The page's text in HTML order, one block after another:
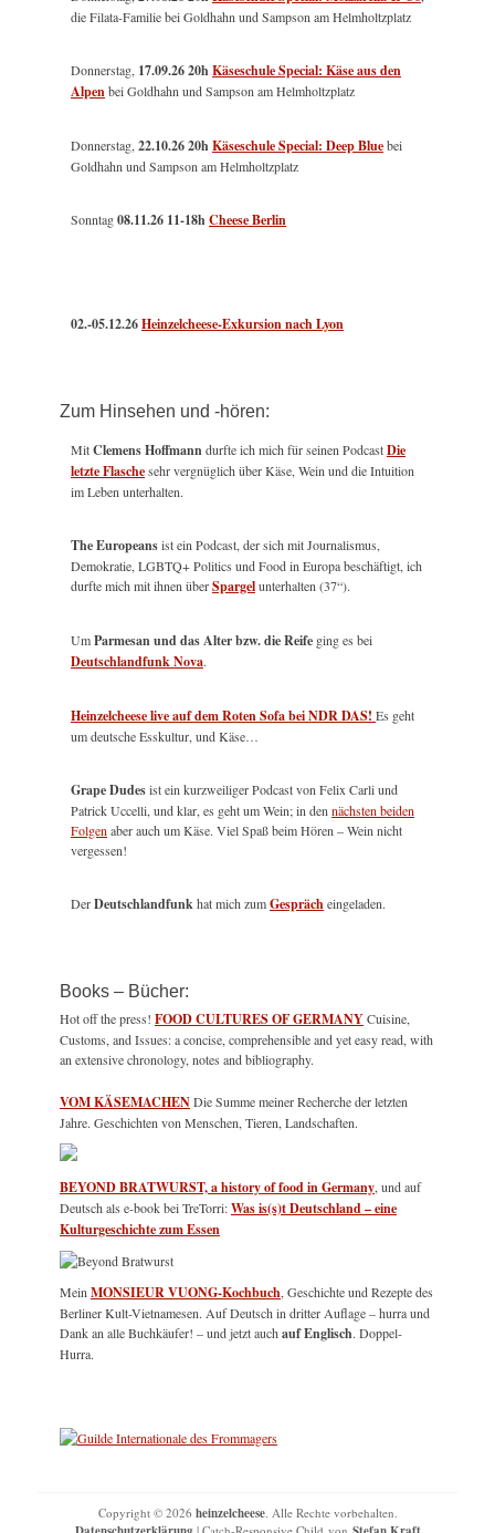
die Filata-Familie bei Goldhahn und Sampson am Helmholtzplatz
Donnerstag, 17.09.26 20hKäseschule Special: Käse aus den
Alpenbei Goldhahn und Sampson am Helmholtzplatz
Donnerstag,22.10.26 20hKäseschule Special: Deep Bluebei
Goldhahn und Sampson am Helmholtzplatz
Sonntag08.11.26 11-18hCheese Berlin
02.-05.12.26Heinzelcheese-Exkursion nach Lyon
Zum Hinsehen und -hören:
MitClemens Hoffmanndurfte ich mich für seinen PodcastDie
letzte Flaschesehr vergnüglich über Käse, Wein und die Intuition
im Leben unterhalten.
The Europeansist ein Podcast, der sich mit Journalismus,
Demokratie, LGBTQ+ Politics und Food in Europa beschäftigt, ich
durfte mich mit ihnen überSpargelunterhalten (37“).
UmParmesan und das Alter bzw. die Reife ging es bei
Deutschlandfunk Nova.
Heinzelcheese live auf dem Roten Sofa bei NDR DAS! Es geht
um deutsche Esskultur, und Käse…
Grape Dudesist ein kurzweiliger Podcast von Felix Carli und
Patrick Uccelli, und klar, es geht um Wein; in dennächsten beiden
Folgenaber auch um Käse. Viel Spaß beim Hören – Wein nicht
vergessen!
DerDeutschlandfunkhat mich zumGesprächeingeladen.
Books – Bücher:
Hot off the press! FOOD CULTURES OF GERMANYCuisine,
Customs, and Issues: a concise, comprehensible and yet easy read, with
an extensive chronology, notes and bibliography.
VOM KÄSEMACHENDie Summe meiner Recherche der letzten
Jahre. Geschichten von Menschen, Tieren, Landschaften.
BEYOND BRATWURST, a history of food in Germany, und auf
Deutsch als e-book bei TreTorri:Was is(s)t Deutschland – eine
Kulturgeschichte zum Essen
MeinMONSIEUR VUONG-Kochbuch, Geschichte und Rezepte des
Berliner Kult-Vietnamesen. Auf Deutsch in dritter Auflage – hurra und
Dank an alle Buchkäufer! – und jetzt auchauf Englisch. Doppel-
Hurra.
Copyright © 2026 heinzelcheese. Alle Rechte vorbehalten.